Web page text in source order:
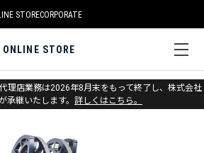
STORECORPORATE
ONLINE STORE
理店業務は2026年8月末をもって終了し、株式会社
承継いたします。 詳しくはこちら。
ンド > クライミング > プロテクション